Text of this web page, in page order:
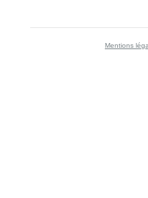
Mentions